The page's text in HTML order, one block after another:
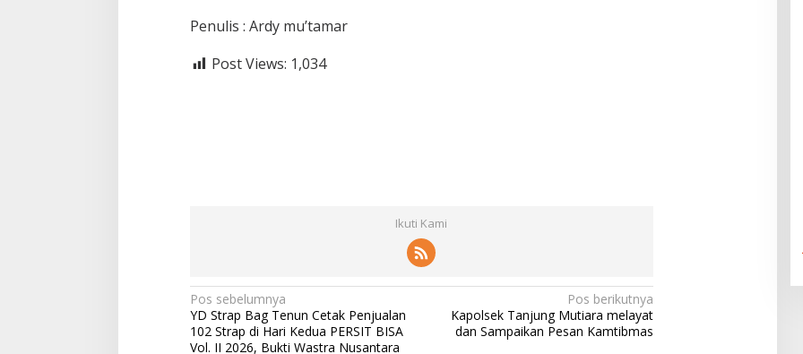
Penulis : Ardy mu’tamar
Post Views: 1,034
Ikuti Kami
N
a
Pos sebelumnya
YD Strap Bag Tenun Cetak Penjualan
102 Strap di Hari Kedua PERSIT BISA
Vol. II 2026, Bukti Wastra Nusantara
Pos berikutnya
Kapolsek Tanjung Mutiara melayat
dan Sampaikan Pesan Kamtibmas